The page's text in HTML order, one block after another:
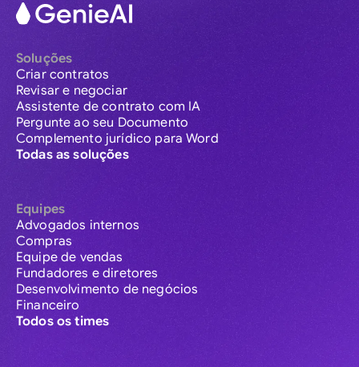
Soluções
Criar contratos
Revisar e negociar
Assistente de contrato com IA
Pergunte ao seu Documento
Complemento jurídico para Word
Todas as soluções
Equipes
Advogados internos
Compras
Equipe de vendas
Fundadores e diretores
Desenvolvimento de negócios
Financeiro
Todos os times